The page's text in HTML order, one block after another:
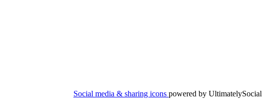
Social media & sharing icons powered by UltimatelySocial